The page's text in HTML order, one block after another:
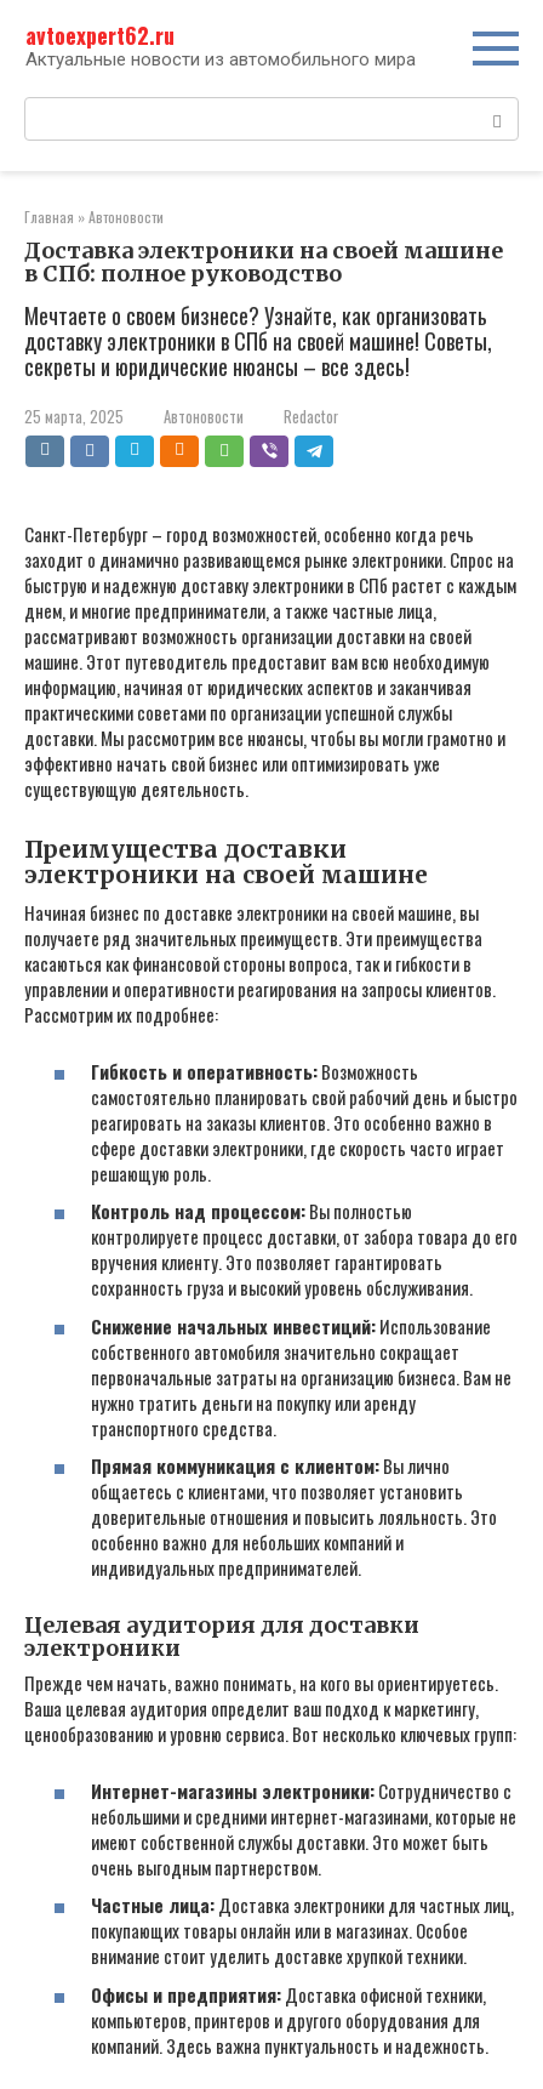
контенту
avtoexpert62.ru
Актуальные новости из автомобильного мира
Поиск:
Главная »Автоновости
Доставка электроники на своей машине
в СПб: полное руководство
Мечтаете о своем бизнесе? Узнайте, как организовать
доставку электроники в СПб на своей машине! Советы,
секреты и юридические нюансы – все здесь!
25 марта, 2025 Автоновости Redactor
Санкт-Петербург – город возможностей‚ особенно когда речь
заходит о динамично развивающемся рынке электроники. Спрос на
быструю и надежную доставку электроники в СПб растет с каждым
днем‚ и многие предприниматели‚ а также частные лица‚
рассматривают возможность организации доставки на своей
машине. Этот путеводитель предоставит вам всю необходимую
информацию‚ начиная от юридических аспектов и заканчивая
практическими советами по организации успешной службы
доставки. Мы рассмотрим все нюансы‚ чтобы вы могли грамотно и
эффективно начать свой бизнес или оптимизировать уже
существующую деятельность.
Преимущества доставки
электроники на своей машине
Начиная бизнес по доставке электроники на своей машине‚ вы
получаете ряд значительных преимуществ. Эти преимущества
касаються как финансовой стороны вопроса‚ так и гибкости в
управлении и оперативности реагирования на запросы клиентов.
Рассмотрим их подробнее:
Гибкость и оперативность:Возможность
самостоятельно планировать свой рабочий день и быстро
реагировать на заказы клиентов. Это особенно важно в
сфере доставки электроники‚ где скорость часто играет
решающую роль.
Контроль над процессом:Вы полностью
контролируете процесс доставки‚ от забора товара до его
вручения клиенту. Это позволяет гарантировать
сохранность груза и высокий уровень обслуживания.
Снижение начальных инвестиций:Использование
собственного автомобиля значительно сокращает
первоначальные затраты на организацию бизнеса. Вам не
нужно тратить деньги на покупку или аренду
транспортного средства.
Прямая коммуникация с клиентом:Вы лично
общаетесь с клиентами‚ что позволяет установить
доверительные отношения и повысить лояльность. Это
особенно важно для небольших компаний и
индивидуальных предпринимателей.
Целевая аудитория для доставки
электроники
Прежде чем начать‚ важно понимать‚ на кого вы ориентируетесь.
Ваша целевая аудитория определит ваш подход к маркетингу‚
ценообразованию и уровню сервиса. Вот несколько ключевых групп:
Интернет-магазины электроники:Сотрудничество с
небольшими и средними интернет-магазинами‚ которые не
имеют собственной службы доставки. Это может быть
очень выгодным партнерством.
Частные лица:Доставка электроники для частных лиц‚
покупающих товары онлайн или в магазинах. Особое
внимание стоит уделить доставке хрупкой техники.
Офисы и предприятия:Доставка офисной техники‚
компьютеров‚ принтеров и другого оборудования для
компаний. Здесь важна пунктуальность и надежность.